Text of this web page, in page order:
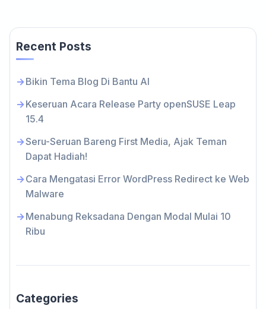
Recent Posts
Bikin Tema Blog Di Bantu AI
Keseruan Acara Release Party openSUSE Leap
15.4
Seru-Seruan Bareng First Media, Ajak Teman
Dapat Hadiah!
Cara Mengatasi Error WordPress Redirect ke Web
Malware
Menabung Reksadana Dengan Modal Mulai 10
Ribu
Categories